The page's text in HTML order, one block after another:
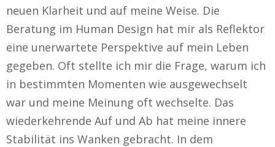
neuen Klarheit und auf meine Weise. Die
Beratung im Human Design hat mir als Reflektor
eine unerwartete Perspektive auf mein Leben
gegeben. Oft stellte ich mir die Frage, warum ich
in bestimmten Momenten wie ausgewechselt
war und meine Meinung oft wechselte. Das
wiederkehrende Auf und Ab hat meine innere
Stabilität ins Wanken gebracht. In dem